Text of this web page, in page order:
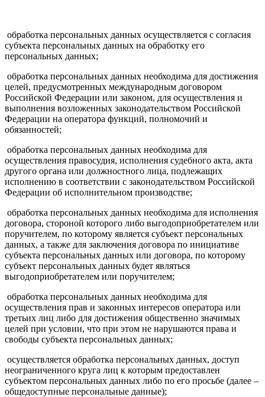
обработка персональных данных осуществляется с согласия
субъекта персональных данных на обработку его
персональных данных;
обработка персональных данных необходима для достижения
целей, предусмотренных международным договором
Российской Федерации или законом, для осуществления и
выполнения возложенных законодательством Российской
Федерации на оператора функций, полномочий и
обязанностей;
обработка персональных данных необходима для
осуществления правосудия, исполнения судебного акта, акта
другого органа или должностного лица, подлежащих
исполнению в соответствии с законодательством Российской
Федерации об исполнительном производстве;
обработка персональных данных необходима для исполнения
договора, стороной которого либо выгодоприобретателем или
поручителем, по которому является субъект персональных
данных, а также для заключения договора по инициативе
субъекта персональных данных или договора, по которому
субъект персональных данных будет являться
выгодоприобретателем или поручителем;
обработка персональных данных необходима для
осуществления прав и законных интересов оператора или
третьих лиц либо для достижения общественно значимых
целей при условии, что при этом не нарушаются права и
свободы субъекта персональных данных;
осуществляется обработка персональных данных, доступ
неограниченного круга лиц к которым предоставлен
субъектом персональных данных либо по его просьбе (далее –
общедоступные персональные данные);